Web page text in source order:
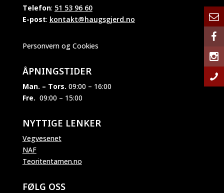
Telefon: 51 53 96 60
E-post: kontakt@haugsgjerd.no
Personvern og Cookies
ÅPNINGSTIDER
Man. – Tors. 09:00 – 16:00
Fre. 09:00 – 15:00
NYTTIGE LENKER
Vegvesenet
NAF
Teoritentamen.no
FØLG OSS